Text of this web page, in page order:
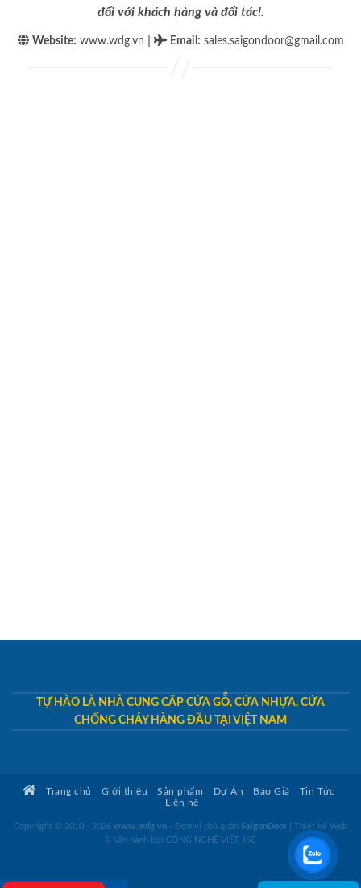
đối với khách hàng và đối tác!.
Website: www.wdg.vn Email : sales.saigondoor@gmail.com
TỰ HÀO LÀ NHÀ CUNG CẤP CỬA GỖ, CỬA NHỰA, CỬA
CHỐNG CHÁY HÀNG ĐẦU TẠI VIỆT NAM
Trang chủ Giới thiệu Sản phẩm Dự Án Báo Giá
Tin Tức
Liên hệ
Copyright © 2010 - 2026 www.wdg.vn - Đơn vị chủ quản SaigonDoor
Thiết kế Web
& Vận hành bởi CÔNG NGHỆ VIỆT JSC